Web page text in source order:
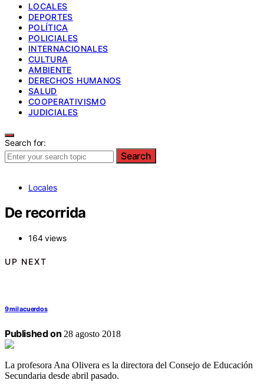
LOCALES
DEPORTES
POLÍTICA
POLICIALES
INTERNACIONALES
CULTURA
AMBIENTE
DERECHOS HUMANOS
SALUD
COOPERATIVISMO
JUDICIALES
Search for:
Search
Locales
De recorrida
164 views
UP NEXT
9 mil acuerdos
Published on 28 agosto 2018
La profesora Ana Olivera es la directora del Consejo de Educación
Secundaria desde abril pasado.